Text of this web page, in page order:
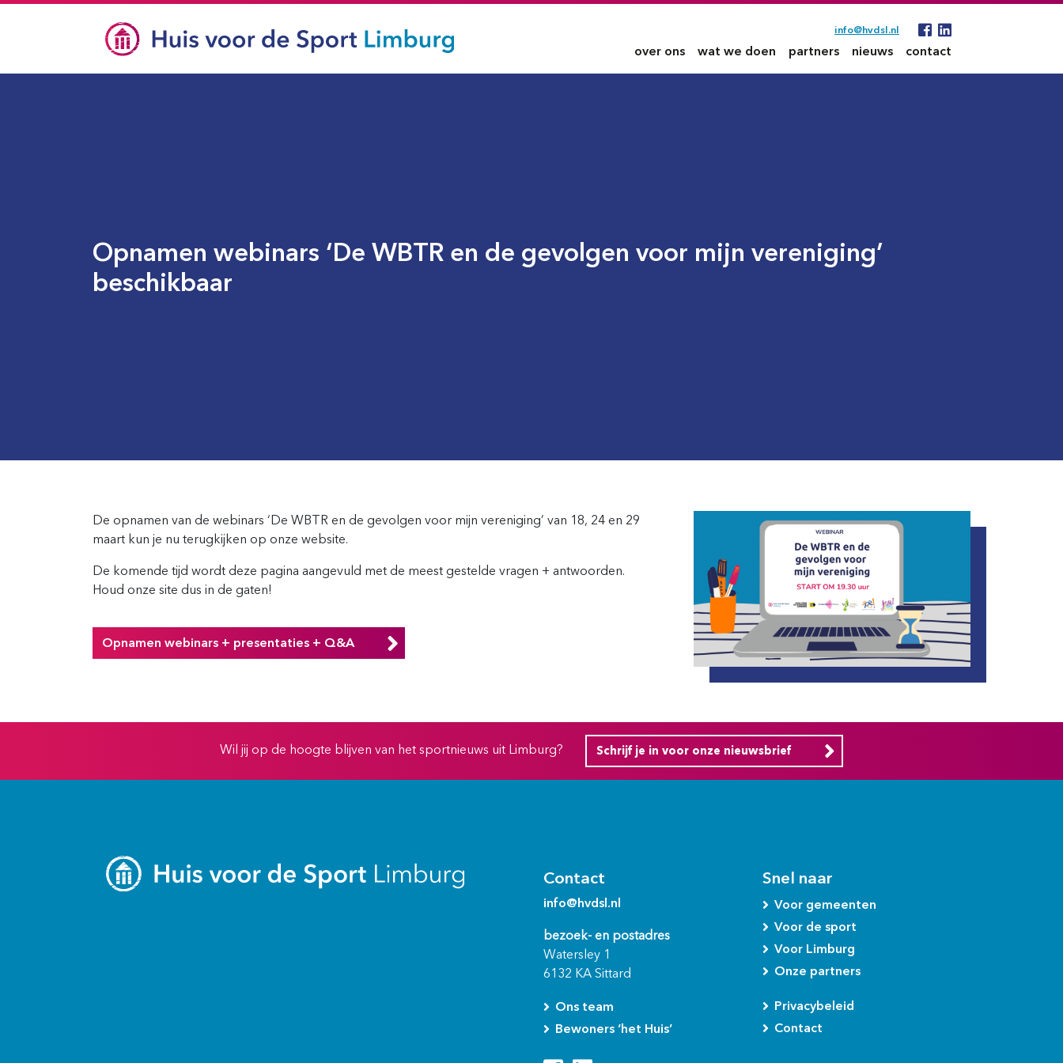
info@hvdsl.nl
over ons wat we doen partners nieuws contact
Opnamen webinars ‘De WBTR en de gevolgen voor mijn vereniging’
beschikbaar
De opnamen van de webinars ‘De WBTR en de gevolgen voor mijn vereniging’ van 18, 24 en 29
maart kun je nu terugkijken op onze website.
De komende tijd wordt deze pagina aangevuld met de meest gestelde vragen + antwoorden.
Houd onze site dus in de gaten!
Opnamen webinars + presentaties + Q&A
Wil jij op de hoogte blijven van het sportnieuws uit Limburg? Schrijf je in voor onze nieuwsbrief
Contact
info@hvdsl.nl
bezoek- en postadres
Watersley 1
6132 KA Sittard
Ons team
Bewoners ‘het Huis’
Snel naar
Voor gemeenten
Voor de sport
Voor Limburg
Onze partners
Privacybeleid
Contact